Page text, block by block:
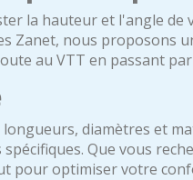
la hauteur et l'angle
Zanet, nous proposons
au VTT en passant
diamètres et
Que vous
pour optimiser votre